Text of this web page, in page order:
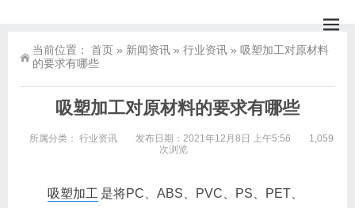
当前位置： 首页 » 新闻资讯 » 行业资讯 » 吸塑加工对原材料
的要求有哪些
吸塑加工对原材料的要求有哪些
所属分类： 行业资讯 发布日期：2021年12月8日 上午5:56
1,059
次浏览
吸塑加工 是将PC、ABS、PVC、PS、PET、